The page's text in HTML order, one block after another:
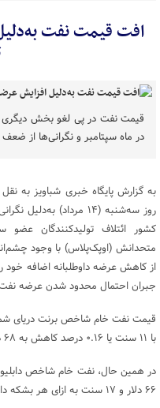
افت قیمت نفت
قیمت نفت در پی لغو بخش دیگری
در ماه سپتامبر و نگرانی‌ها از
به گزارش پایگاه خبری شباویز به
روز سه‌شنبه (۱۴ مرداد)
کشور ائتلاف تولیدکنندگان
متحدانش (اوپک‌پلاس) با وجود
از کاهش عرضه داوطلبانه اضافه خود
جبران احتمال محدود شدن عرضه
با ۱۱ سنت یا ۰.۱۶ درصد کاهش به ۶۸ دلار و ۶۵ سنت برای هر بشکه رسید.
۶۶ دلار و ۱۷ سنت به ازای هر بشکه دادوستد شد.